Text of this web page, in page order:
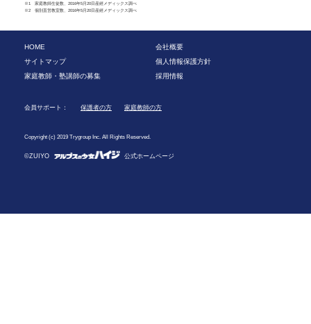
※1 家庭教師生徒数、2016年5月20日産經メディックス調べ
※2 個別直営教室数、2016年5月20日産經メディックス調べ
HOME
会社概要
サイトマップ
個人情報保護方針
家庭教師・塾講師の募集
採用情報
会員サポート： 保護者の方 家庭教師の方
Copyright (c) 2019 Trygroup Inc. All Rights Reserved.
©ZUIYO 公式ホームページ